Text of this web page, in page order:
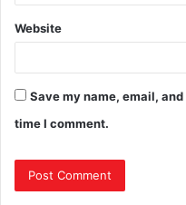
Website
Save my name, email,
time I comment.